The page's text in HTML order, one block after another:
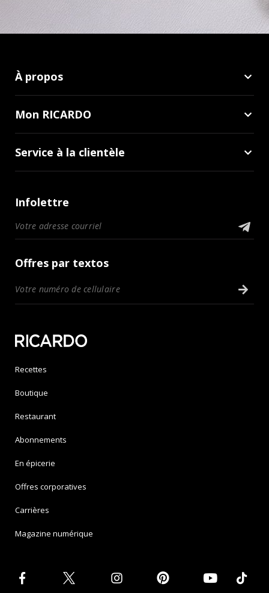
À propos
Mon RICARDO
Service à la clientèle
Infolettre
Offres par textos
Recettes
Boutique
Restaurant
Abonnements
En épicerie
Offres corporatives
Carrières
Magazine numérique